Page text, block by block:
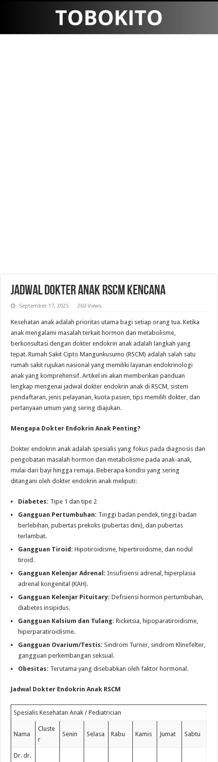
Jadwal Dokter Anak RSCM Kencana
September 17, 2025 260 Views
Kesehatan anak adalah prioritas utama bagi setiap orang tua. Ketika
anak mengalami masalah terkait hormon dan metabolisme,
berkonsultasi dengan dokter endokrin anak adalah langkah yang
tepat. Rumah Sakit Cipto Mangunkusumo (RSCM) adalah salah satu
rumah sakit rujukan nasional yang memiliki layanan endokrinologi
anak yang komprehensif. Artikel ini akan memberikan panduan
lengkap mengenai jadwal dokter endokrin anak di RSCM, sistem
pendaftaran, jenis pelayanan, kuota pasien, tips memilih dokter, dan
pertanyaan umum yang sering diajukan.
Mengapa Dokter Endokrin Anak Penting?
Dokter endokrin anak adalah spesialis yang fokus pada diagnosis dan
pengobatan masalah hormon dan metabolisme pada anak-anak,
mulai dari bayi hingga remaja. Beberapa kondisi yang sering
ditangani oleh dokter endokrin anak meliputi:
Diabetes: Tipe 1 dan tipe 2
Gangguan Pertumbuhan: Tinggi badan pendek, tinggi badan
berlebihan, pubertas prekoks (pubertas dini), dan pubertas
terlambat.
Gangguan Tiroid: Hipotiroidisme, hipertiroidisme, dan nodul
tiroid.
Gangguan Kelenjar Adrenal: Insufisiensi adrenal, hiperplasia
adrenal kongenital (KAH).
Gangguan Kelenjar Pituitary: Defisiensi hormon pertumbuhan,
diabetes insipidus.
Gangguan Kalsium dan Tulang: Ricketsia, hipoparatiroidisme,
hiperparatiroidisme.
Gangguan Ovarium/Testis: Sindrom Turner, sindrom Klinefelter,
gangguan perkembangan seksual.
Obesitas: Terutama yang disebabkan oleh faktor hormonal.
Jadwal Dokter Endokrin Anak RSCM
Spesialis Kesehatan Anak / Pediatrician
Nama
Cluste
r
Senin Selasa Rabu Kamis Jumat Sabtu
Dr. dr.